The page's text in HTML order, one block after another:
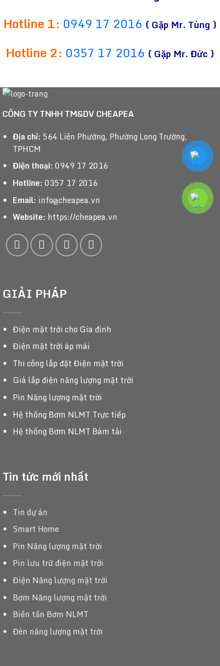
Hotline 1: 0949 17 2016 ( Gặp Mr. Tùng )
Hotline 2: 0357 17 2016 ( Gặp Mr. Đức )
CÔNG TY TNHH TM&DV CHEAPEA
Địa chỉ: 564 Liên Phường, Phường Long Trường,
TPHCM
Điện thoại: 0949 17 2016
Hotline: 0357 17 2016
Email: info@cheapea.vn
Website: https://cheapea.vn
GIẢI PHÁP
Điện mặt trời cho Gia đình
Điện mặt trời áp mái
Thi công lắp đặt Điện mặt trời
Giá lắp điện năng lượng mặt trời
Pin Năng lượng mặt trời
Hệ thống Bơm NLMT Trực tiếp
Hệ thống Bơm NLMT Bám tải
Tin tức mới nhất
Tin dự án
Smart Home
Pin Năng lượng mặt trời
Pin lưu trữ điện mặt trời
Điện Năng lượng mặt trời
Bơm Năng lượng mặt trời
Biến tần Bơm NLMT
Đèn năng lượng mặt trời